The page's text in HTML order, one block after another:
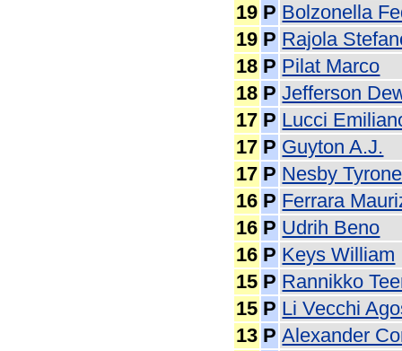
19 P Bolzonella
19 P Rajola
18 P Pilat Marco
18 P Jefferson
17 P Lucci
17 P Guyton A.J.
17 P Nesby Tyrone
16 P Ferrara
16 P Udrih Beno
16 P Keys William
15 P Rannikko
15 P Li Vecchi
13 P Alexander